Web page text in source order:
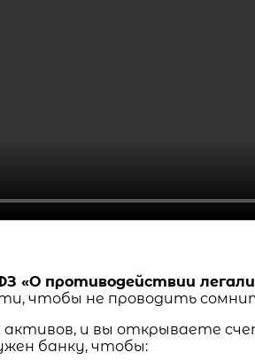
«О противодействии
чтобы не проводить
и вы открываете
банку, чтобы: